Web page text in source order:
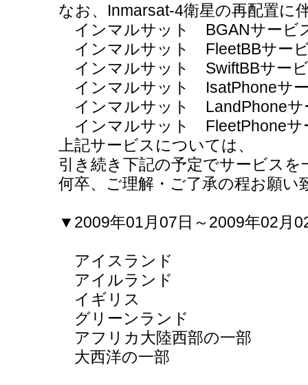
なお、Inmarsat-4衛星の再配置に
インマルサット BGANサービ
インマルサット FleetBBサー
インマルサット SwiftBBサー
インマルサット IsatPhoneサ
インマルサット LandPhoneサ
インマルサット FleetPhoneサ
上記サービスについては、
引き続き下記の予定でサービスを
何卒、ご理解・ご了承の程お願い
▼2009年01月07日～2009年02月
アイスランド
アイルランド
イギリス
グリーンランド
アフリカ大陸西部の一部
大西洋の一部